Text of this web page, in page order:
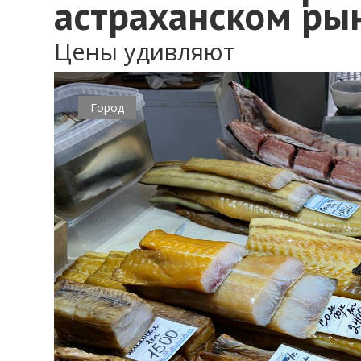
астраханском
Цены удивляют
Город